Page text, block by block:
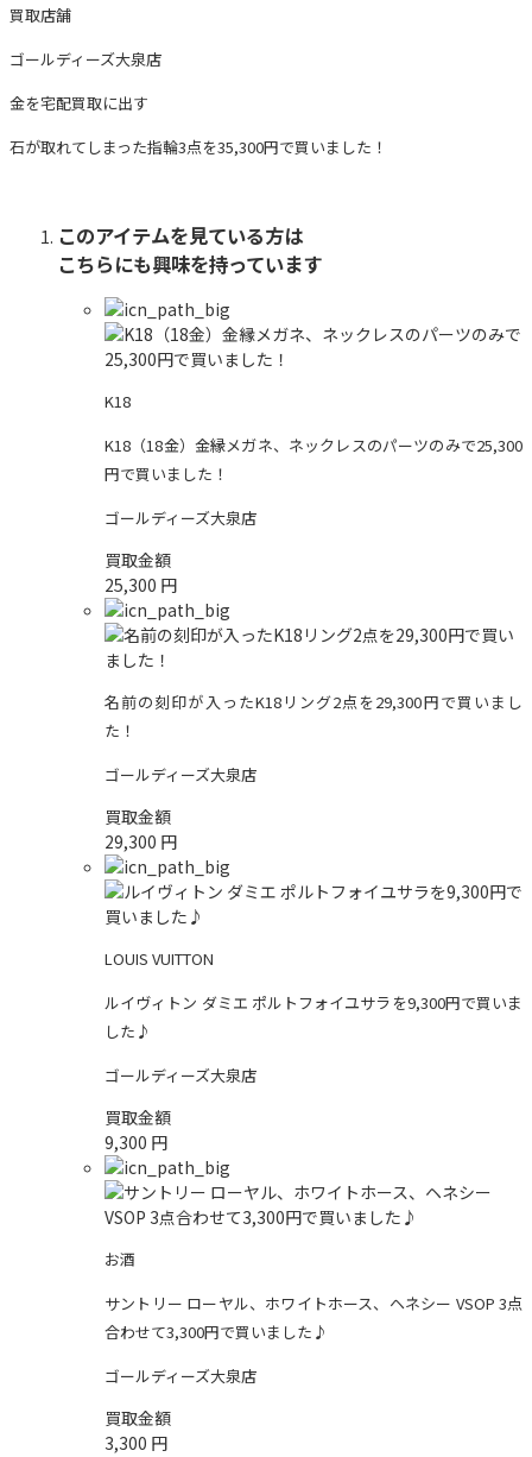
買取店舗
ゴールディーズ大泉店
金を宅配買取に出す
石が取れてしまった指輪3点を35,300円で買いました！
このアイテムを見ている方は
こちらにも興味を持っています
K18
K18（18金）金縁メガネ、ネックレスのパーツのみで25,300
円で買いました！
ゴールディーズ大泉店
買取金額
25,300 円
名前の刻印が入ったK18リング2点を29,300円で買いまし
た！
ゴールディーズ大泉店
買取金額
29,300 円
LOUIS VUITTON
ルイヴィトン ダミエ ポルトフォイユサラを9,300円で買いま
した♪
ゴールディーズ大泉店
買取金額
9,300 円
お酒
サントリー ローヤル、ホワイトホース、ヘネシー VSOP 3点
合わせて3,300円で買いました♪
ゴールディーズ大泉店
買取金額
3,300 円